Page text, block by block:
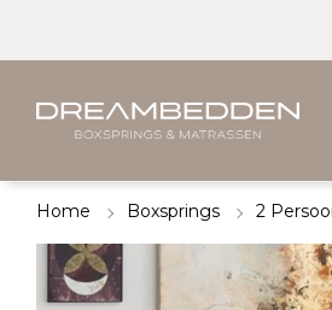
Home Boxsprings 2